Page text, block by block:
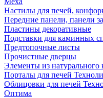
Настилы для печей,
Передние панели, панели
Пластины декоративные
Подставки для каминных
Предтопочные листы
Прочистные дверцы
Элементы из
Порталы для печей
Облицовки для печей
Оптима